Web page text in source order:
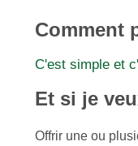
Comment
C'est simple et
Et si je
Offrir une ou